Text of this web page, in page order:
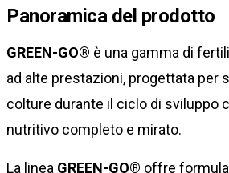
Panoramica del prodotto
GREEN-GO® è una gamma di
ad alte prestazioni, progettata per
colture durante il ciclo di sviluppo
nutritivo completo e mirato.
La linea GREEN-GO® offre